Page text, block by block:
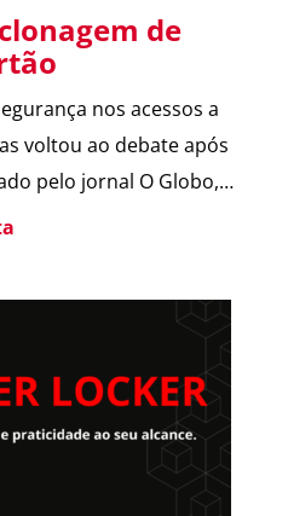
de
nos acessos a
voltou ao debate após
pelo jornal O Globo,
de controle de
da ASTER, que